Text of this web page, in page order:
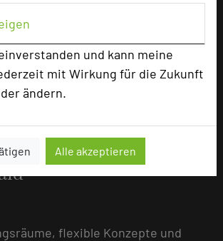
und kann meine
mit Wirkung für die Zukunft
ändern.
Alle akzeptieren
Wart finden Teams den idealen
Arbeiten, klare
und produktive Meetings im
Eventlocation im
flexible Konzepte und